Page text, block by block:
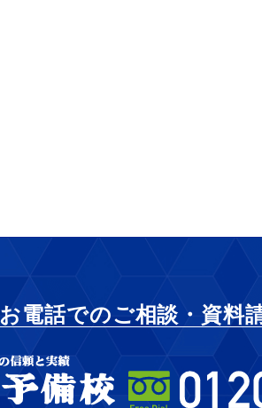
お電話でのご相談・資料